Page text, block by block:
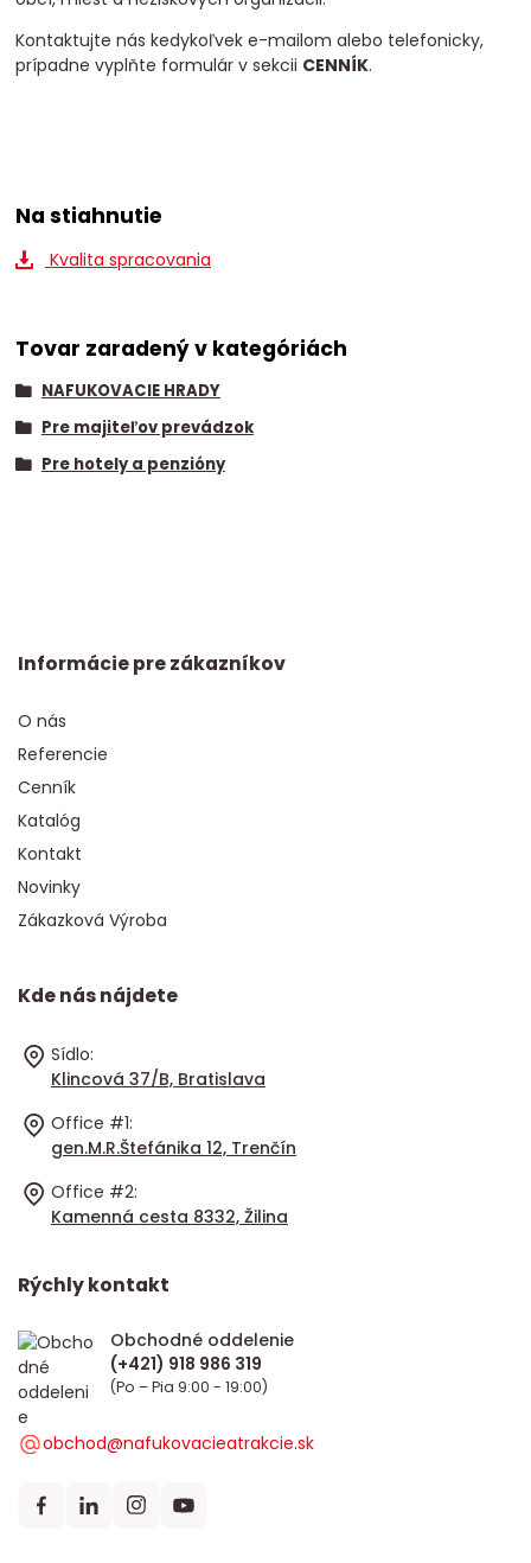
Kontaktujte nás kedykoľvek e-mailom alebo telefonicky,
prípadne vyplňte formulár v sekcii CENNÍK.
Na stiahnutie
Kvalita spracovania
Tovar zaradený v kategóriách
NAFUKOVACIE HRADY
Pre majiteľov prevádzok
Pre hotely a penzióny
Informácie pre zákazníkov
O nás
Referencie
Cenník
Katalóg
Kontakt
Novinky
Zákazková Výroba
Kde nás nájdete
Sídlo:
Klincová 37/B, Bratislava
Office #1:
gen.M.R.Štefánika 12, Trenčín
Office #2:
Kamenná cesta 8332, Žilina
Rýchly kontakt
Obchodné oddelenie
(Po – Pia 9:00 - 19:00)
obchod@nafukovacieatrakcie.sk